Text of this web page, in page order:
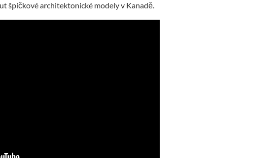
špičkové architektonické modely v Kanadě.